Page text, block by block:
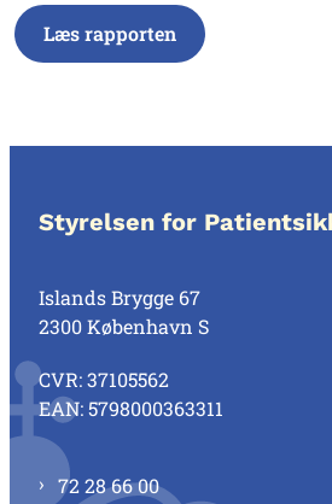
Læs rapporten
Styrelsen for
Islands Brygge 67
2300 København S
CVR: 37105562
EAN: 5798000363311
72 28 66 00